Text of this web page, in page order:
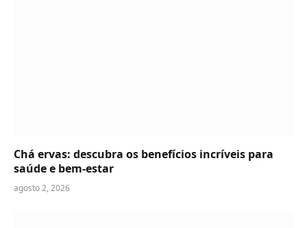
Chá ervas: descubra os benefícios incríveis para
saúde e bem-estar
agosto 2, 2026